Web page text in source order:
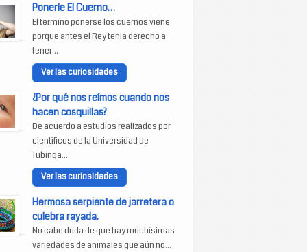
Ponerle El Cuerno…
El termino ponerse los cuernos viene
porque antes el Rey tenia derecho a
tener...
Ver las curiosidades
¿Por qué nos reímos cuando nos
hacen cosquillas?
De acuerdo a estudios realizados por
científicos de la Universidad de
Tubinga...
Ver las curiosidades
Hermosa serpiente de jarretera o
culebra rayada.
No cabe duda de que hay muchísimas
variedades de animales que aún no...